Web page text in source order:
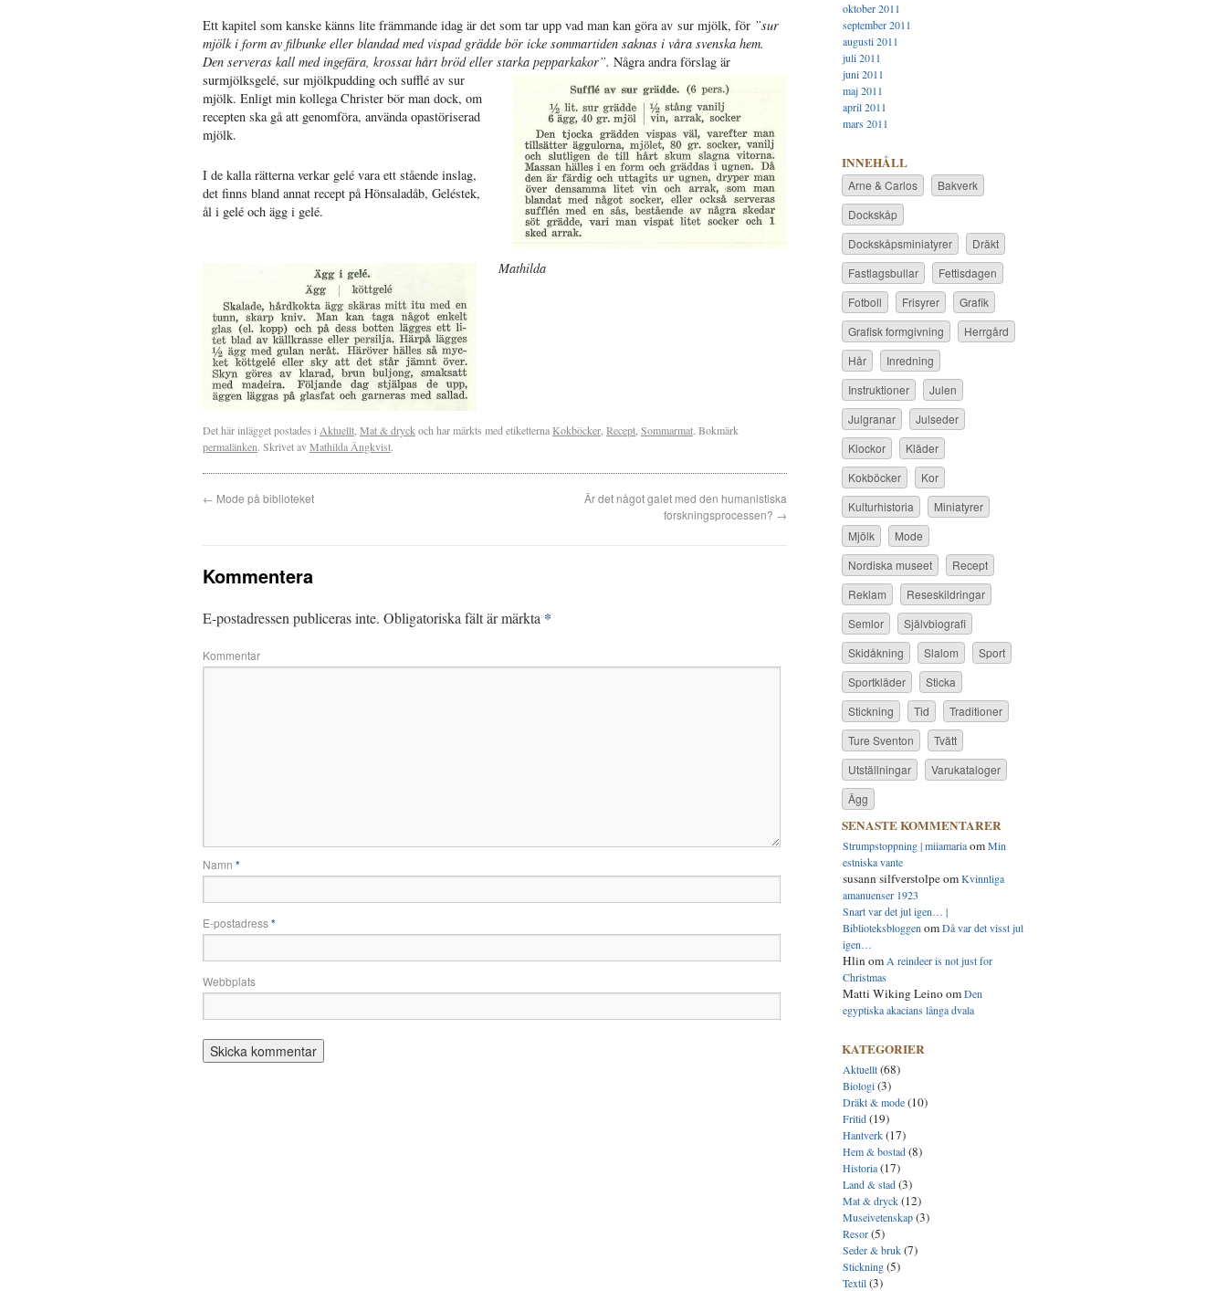
Ett kapitel som kanske känns lite främmande idag är det som tar upp vad man kan göra av sur mjölk, för ”sur
mjölk i form av filbunke eller blandad med vispad grädde bör icke sommartiden saknas i våra svenska hem.
Den serveras kall med ingefära, krossat hårt bröd eller starka pepparkakor”. Någraandra förslag är
surmjölksgelé, sur mjölkpudding och sufflé av sur
mjölk. Enligt min kollega Christer bör man dock, om
recepten ska gå att genomföra, använda opastöriserad
mjölk.
I de kalla rätterna verkar gelé vara ett stående inslag,
det finns bland annat recept på Hönsaladåb, Geléstek,
ål i gelé och ägg i gelé.
Mathilda
Det här inlägget postades i Aktuellt Mat & dryck och har märkts med etiketterna Kokböcker Recept Sommarmat. Bokmärk
permalänken. Skrivet avMathilda Ängkvist.
← Mode på biblioteket
Är det något galet med den humanistiska
forskningsprocessen? →
Kommentera
E-postadressen publiceras inte. Obligatoriska fält är märkta *
Kommentar
Namn *
E-postadress*
Webbplats
oktober 2011
september 2011
augusti 2011
juli 2011
juni 2011
maj 2011
april 2011
mars 2011
INNEHÅLL
Arne & Carlos
Bakverk
Dockskåp
Dockskåpsminiatyrer
Dräkt
Fastlagsbullar
Fettisdagen
Fotboll
Frisyrer
Grafik
Grafisk formgivning
Herrgård
Hår
Inredning
Instruktioner
Julen
Julgranar
Julseder
Klockor
Kläder
Kokböcker
Kor
Kulturhistoria
Miniatyrer
Mjölk
Mode
Nordiska museet
Recept
Reklam
Reseskildringar
Semlor
Självbiografi
Skidåkning
Slalom
Sport
Sportkläder
Sticka
Stickning
Tid
Traditioner
Ture Sventon
Tvätt
Utställningar
Varukataloger
Ägg
SENASTE KOMMENTARER
Strumpstoppning | miiamariaomMin
estniska vante
susann silfverstolpeomKvinnliga
amanuenser 1923
Snart var det jul igen… |
Biblioteksbloggen omDå var det visst jul
igen…
HlinomA reindeer is not just for
Christmas
Matti Wiking LeinoomDen
egyptiska akacians långa dvala
KATEGORIER
Aktuellt(68)
Biologi(3)
Dräkt & mode(10)
Fritid(19)
Hantverk(17)
Hem & bostad(8)
Historia(17)
Land & stad(3)
Mat & dryck(12)
Museivetenskap(3)
Resor(5)
Seder & bruk(7)
Stickning(5)
Textil(3)